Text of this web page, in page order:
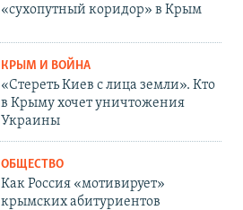
«сухопутный коридор» в Крым
КРЫМ И ВОЙНА
«Стереть Киев с лица земли». Кто
в Крыму хочет уничтожения
Украины
ОБЩЕСТВО
Как Россия «мотивирует»
крымских абитуриентов